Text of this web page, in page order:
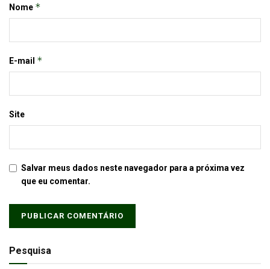
Nome *
E-mail *
Site
Salvar meus dados neste navegador para a próxima vez
que eu comentar.
Pesquisa